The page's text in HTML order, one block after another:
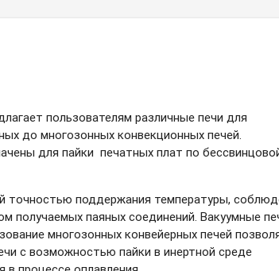
пользователям различные печи для
до многозонных конвекционных печей.
для пайки печатных плат по
точностью поддержания температуры,
получаемых паяных соединений. Вакуумные
многозонных конвейерных печей
с возможностью пайки в инертной среде